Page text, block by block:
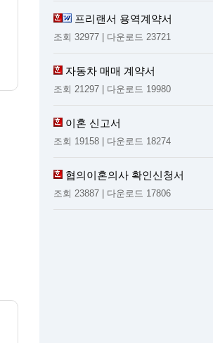
프리랜서 용역계약서
조회 32977 | 다운로드 23721
자동차 매매 계약서
조회 21297 | 다운로드 19980
이혼 신고서
조회 19158 | 다운로드 18274
협의이혼의사 확인신청서
조회 23887 | 다운로드 17806